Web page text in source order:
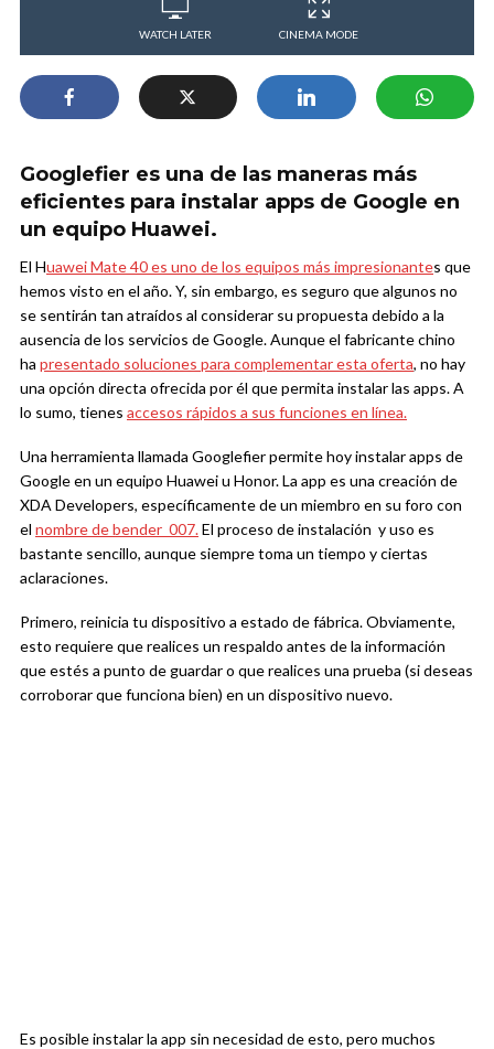
WATCH LATER CINEMA MODE
Googlefier es una de las maneras más
eficientes para instalar apps de Google en
un equipo Huawei.
El Huawei Mate 40 es uno de los equipos más impresionantes que
hemos visto en el año. Y, sin embargo, es seguro que algunos no
se sentirán tan atraídos al considerar su propuesta debido a la
ausencia de los servicios de Google. Aunque el fabricante chino
ha presentado soluciones para complementar esta oferta, no hay
una opción directa ofrecida por él que permita instalar las apps. A
lo sumo, tienes accesos rápidos a sus funciones en línea.
Una herramienta llamada Googlefier permite hoy instalar apps de
Google en un equipo Huawei u Honor. La app es una creación de
XDA Developers, específicamente de un miembro en su foro con
el nombre de bender_007.El proceso de instalación y uso es
bastante sencillo, aunque siempre toma un tiempo y ciertas
aclaraciones.
Primero, reinicia tu dispositivo a estado de fábrica. Obviamente,
esto requiere que realices un respaldo antes de la información
que estés a punto de guardar o que realices una prueba (si deseas
corroborar que funciona bien) en un dispositivo nuevo.
Es posible instalar la app sin necesidad de esto, pero muchos